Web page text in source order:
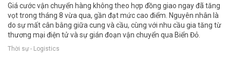
Giá cước vận chuyển hàng không theo hợp đồng giao ngay đã tăng
vọt trong tháng 8 vừa qua, gần đạt mức cao điểm. Nguyên nhân là
do sự mất cân bằng giữa cung và cầu, cùng với nhu cầu gia tăng từ
thương mại điện tử và sự gián đoạn vận chuyển qua Biển Đỏ.
Thời sự - Logistics